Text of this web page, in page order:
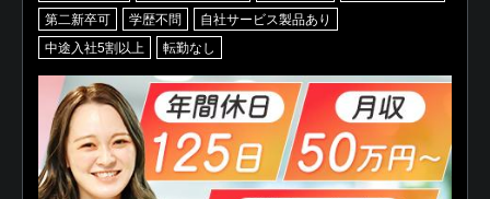
第二新卒可 学歴不問
自社サービス製品あり
中途入社5割以上
転勤なし